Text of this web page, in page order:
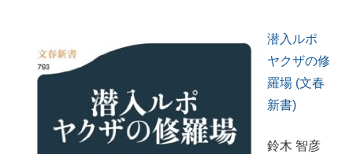
潜入ルポ
ヤクザの修
羅場 (文春
新書)
鈴木 智彦